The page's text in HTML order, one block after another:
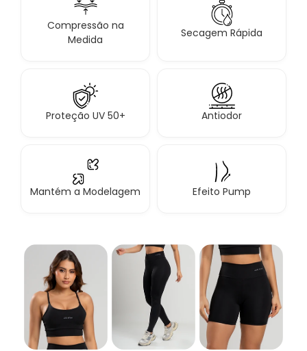
Compressão na
Medida
Secagem Rápida
Proteção UV 50+ Antiodor
Mantém a Modelagem Efeito Pump